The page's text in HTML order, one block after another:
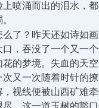
喷涌而出的泪水，
了？昨天还如诗如
，吞没了一个又一
的梦境。失血的天空
又一次随着时针的
视线便被山西矿难
，这一道玉树的豁